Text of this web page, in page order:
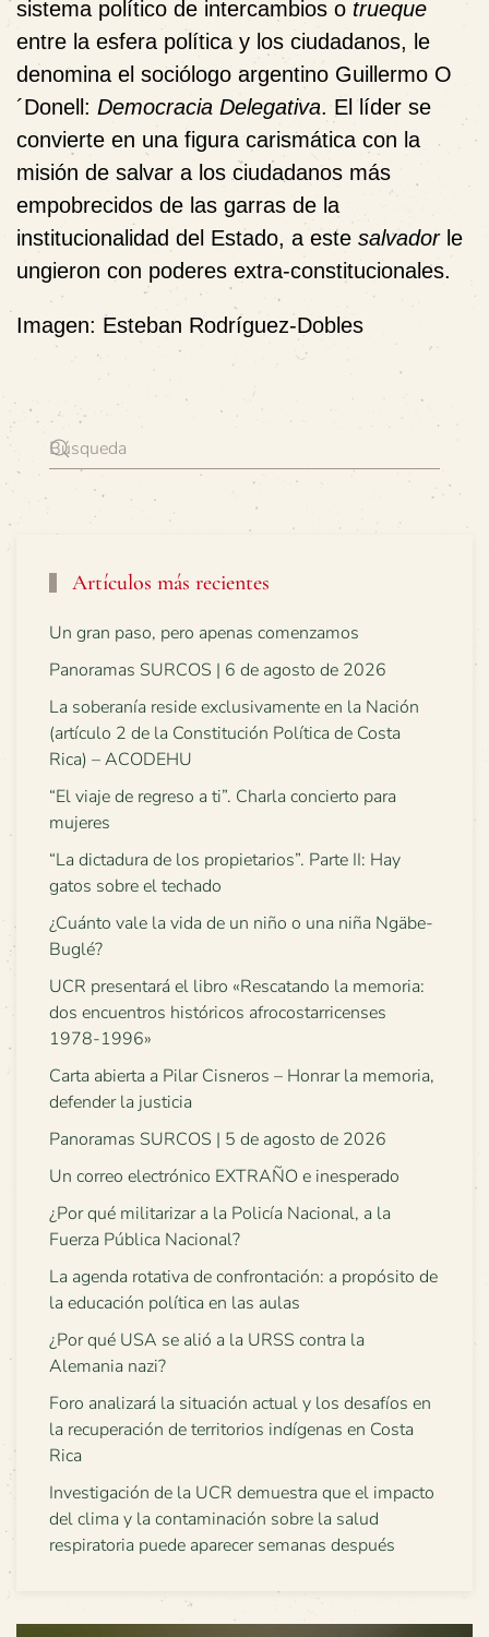
sistema político de intercambios o trueque
entre la esfera política y los ciudadanos, le
denomina el sociólogo argentino Guillermo O
´Donell: Democracia Delegativa. El líder se
convierte en una figura carismática con la
misión de salvar a los ciudadanos más
empobrecidos de las garras de la
institucionalidad del Estado, a este salvadorle
ungieron con poderes extra-constitucionales.
Imagen: Esteban Rodríguez-Dobles
Artículos más recientes
Un gran paso, pero apenas comenzamos
Panoramas SURCOS | 6 de agosto de 2026
La soberanía reside exclusivamente en la Nación
(artículo 2 de la Constitución Política de Costa
Rica) – ACODEHU
“El viaje de regreso a ti”. Charla concierto para
mujeres
“La dictadura de los propietarios”. Parte II: Hay
gatos sobre el techado
¿Cuánto vale la vida de un niño o una niña Ngäbe-
Buglé?
UCR presentará el libro «Rescatando la memoria:
dos encuentros históricos afrocostarricenses
1978-1996»
Carta abierta a Pilar Cisneros – Honrar la memoria,
defender la justicia
Panoramas SURCOS | 5 de agosto de 2026
Un correo electrónico EXTRAÑO e inesperado
¿Por qué militarizar a la Policía Nacional, a la
Fuerza Pública Nacional?
La agenda rotativa de confrontación: a propósito de
la educación política en las aulas
¿Por qué USA se alió a la URSS contra la
Alemania nazi?
Foro analizará la situación actual y los desafíos en
la recuperación de territorios indígenas en Costa
Rica
Investigación de la UCR demuestra que el impacto
del clima y la contaminación sobre la salud
respiratoria puede aparecer semanas después